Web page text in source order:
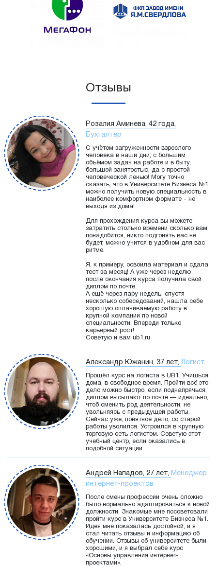
Отзывы
Розалия Аминева, 42 года,
Бухгалтер
С учётом загруженности взрослого
человека в наши дни, с большим
объёмом задач на работе и в быту,
большой занятостью, да с простой
человеческой ленью! Могу точно
сказать, что в Университете Бизнеса №1
можно получить новую специальность в
наиболее комфортном формате - не
выходя из дома!
Для прохождения курса вы можете
затратить столько времени сколько вам
понадобится, никто подгонять вас не
будет, можно учится в удобном для вас
ритме.
Я, к примеру, освоила материал и сдала
тест за месяц! А уже через неделю
после окончания курса получила свой
диплом по почте.
А ещё через пару недель, спустя
несколько собеседований, нашла себе
хорошую оплачиваемую работу в
крупной компании по новой
специальности. Впереди только
карьерный рост!
Советую и вам ub1.ru
Александр Южанин, 37 лет,Логист
Прошёл курс на логиста в UB1. Учишься
дома, в свободное время. Пройти всё это
дело можно быстро, если поднапрячься,
диплом высылают по почте — идеально,
чтоб сменить род деятельности, не
увольняясь с предыдущей работы.
Сейчас уже, понятное дело, со старой
работы уволился. Устроился в крупную
торговую сеть логистом. Советую этот
учебный центр, если оказались в
подобной ситуации.
Андрей Нападов, 27 лет, Менеджер
интернет-проектов
После смены профессии очень сложно
было нормально адаптироваться к новой
должности. Знакомые мне посоветовали
пройти курс в Университете Бизнеса №1.
Идея мне показалась достойной, и я
стал читать отзывы и информацию об
обучении. Отзывы об университете были
хорошими, и я выбрал себе курс
«Основы управления интернет-
проектами».